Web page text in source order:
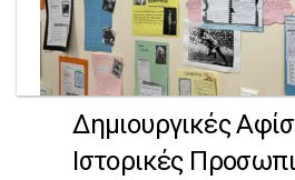
Δημιουργικές
Ιστορικές